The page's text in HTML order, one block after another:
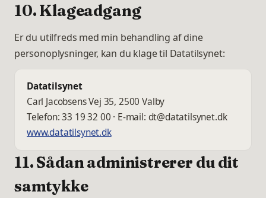
10. Klageadgang
Er du utilfreds med min behandling af dine
personoplysninger, kan du klage til Datatilsynet:
Datatilsynet
Carl Jacobsens Vej 35, 2500 Valby
Telefon: 33 19 32 00 · E-mail: dt@datatilsynet.dk
www.datatilsynet.dk
11. Sådan administrerer du dit
samtykke